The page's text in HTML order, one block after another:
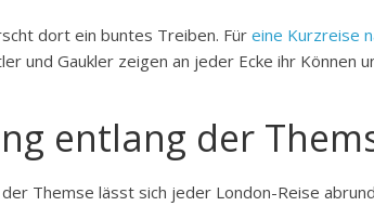
dort ein buntes Treiben. Füreine Kurzreise
und Gaukler zeigen an jeder Ecke ihr Können
entlang der
Themse lässt sich jeder London-Reise